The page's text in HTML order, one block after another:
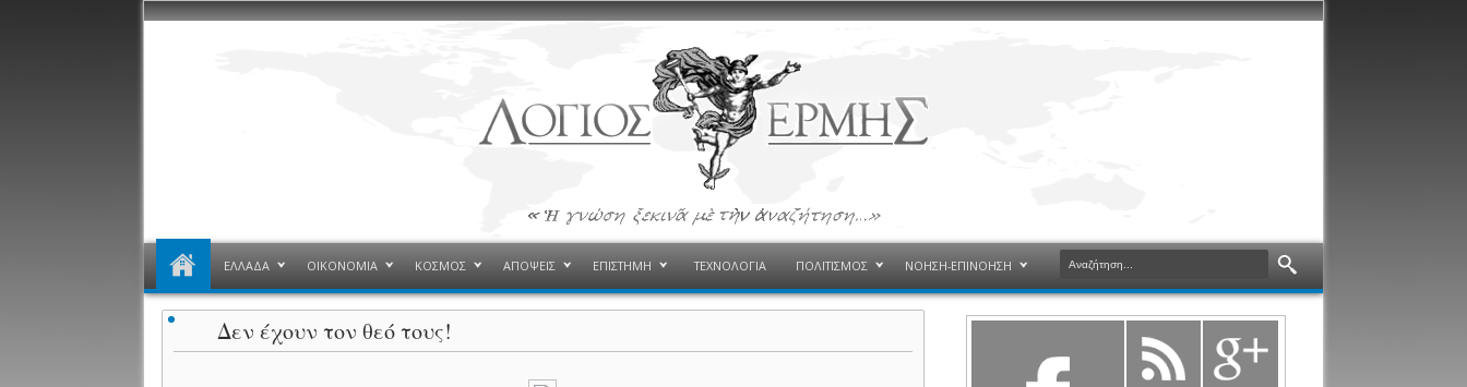
ΕΛΛΑΔΑ ΟΙΚΟΝΟΜΙΑ ΚΟΣΜΟΣ ΑΠΟΨΕΙΣ ΕΠΙΣΤΗΜΗ ΤΕΧΝΟΛΟΓΙΑ ΠΟΛΙΤΙΣΜΟΣ ΝΟΗΣΗ-ΕΠΙΝΟΗΣΗ
Δεν έχουν τον θεό τους!